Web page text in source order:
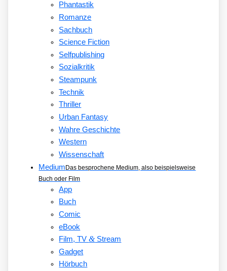
Phantastik
Romanze
Sachbuch
Science Fiction
Selfpublishing
Sozialkritik
Steampunk
Technik
Thriller
Urban Fantasy
Wahre Geschichte
Western
Wissenschaft
MediumDas besprochene Medium, also beispielsweise
Buch oder Film
App
Buch
Comic
eBook
Film, TV&Stream
Gadget
Hörbuch